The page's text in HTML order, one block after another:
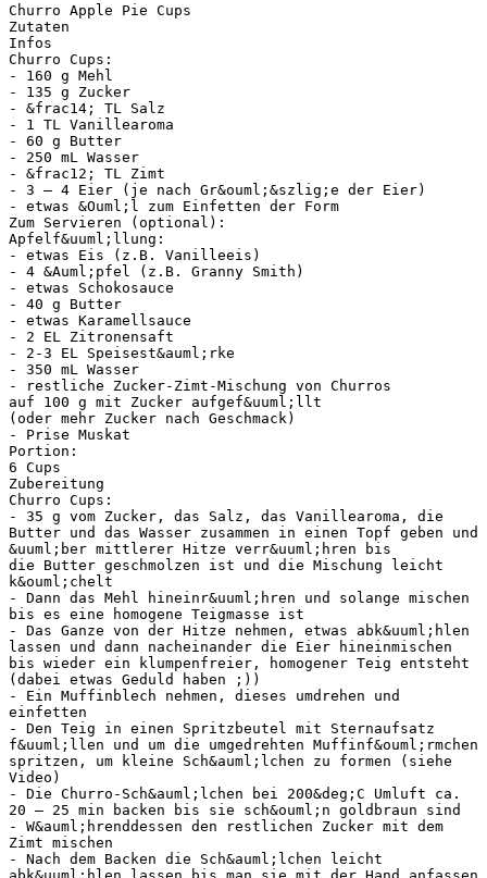
Churro Apple Pie Cups
Zutaten
Infos
Churro Cups:
- 160 g Mehl
- 135 g Zucker
- &frac14; TL Salz
- 1 TL Vanillearoma
- 60 g Butter
- 250 mL Wasser
- &frac12; TL Zimt
- 3 – 4 Eier (je nach Gr&ouml;&szlig;e der Eier)
- etwas &Ouml;l zum Einfetten der Form
Zum Servieren (optional):
Apfelf&uuml;llung:
- etwas Eis (z.B. Vanilleeis)
- 4 &Auml;pfel (z.B. Granny Smith)
- etwas Schokosauce
- 40 g Butter
- etwas Karamellsauce
- 2 EL Zitronensaft
- 2-3 EL Speisest&auml;rke
- 350 mL Wasser
- restliche Zucker-Zimt-Mischung von Churros
auf 100 g mit Zucker aufgef&uuml;llt
(oder mehr Zucker nach Geschmack)
- Prise Muskat
Portion:
6 Cups
Zubereitung
Churro Cups:
- 35 g vom Zucker, das Salz, das Vanillearoma, die
Butter und das Wasser zusammen in einen Topf geben und
&uuml;ber mittlerer Hitze verr&uuml;hren bis
die Butter geschmolzen ist und die Mischung leicht
k&ouml;chelt
- Dann das Mehl hineinr&uuml;hren und solange mischen
bis es eine homogene Teigmasse ist
- Das Ganze von der Hitze nehmen, etwas abk&uuml;hlen
lassen und dann nacheinander die Eier hineinmischen
bis wieder ein klumpenfreier, homogener Teig entsteht
(dabei etwas Geduld haben ;))
- Ein Muffinblech nehmen, dieses umdrehen und
einfetten
- Den Teig in einen Spritzbeutel mit Sternaufsatz
f&uuml;llen und um die umgedrehten Muffinf&ouml;rmchen
spritzen, um kleine Sch&auml;lchen zu formen (siehe
Video)
- Die Churro-Sch&auml;lchen bei 200&deg;C Umluft ca.
20 – 25 min backen bis sie sch&ouml;n goldbraun sind
- W&auml;hrenddessen den restlichen Zucker mit dem
Zimt mischen
- Nach dem Backen die Sch&auml;lchen leicht